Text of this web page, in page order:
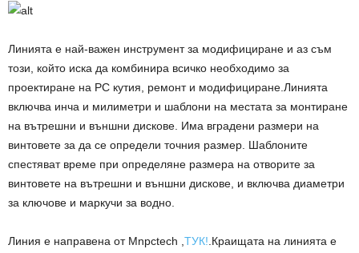
Линията е най-важен инструмент за модифициране и аз съм
този, който иска да комбинира всичко необходимо за
проектиране на PC кутия, ремонт и модифициране Линията
включва инча и милиметри и шаблони на местата за монтиране
на вътрешни и външни дискове Има вградени размери на
винтовете за да се определи точния размер. Шаблоните
спестяват време при определяне размера на отворите за
винтовете на вътрешни и външни дискове, и включва диаметри
за ключове и маркучи за водно.
Линия е направена от Mnpctech ТУК! .Краищата на линията е